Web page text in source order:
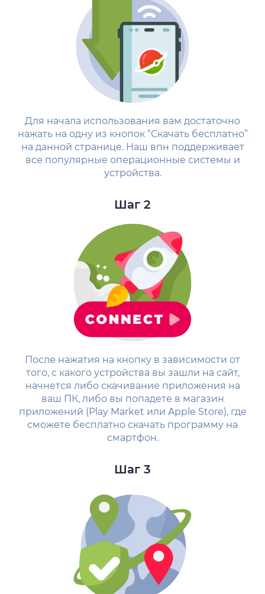
Для начала использования вам достаточно
нажать на одну из кнопок “Скачать бесплатно”
на данной странице. Наш впн поддерживает
все популярные операционные системы и
устройства.
Шаг 2
После нажатия на кнопку в зависимости от
того, с какого устройства вы зашли на сайт,
начнется либо скачивание приложения на
ваш ПК, либо вы попадете в магазин
приложений (Play Market или Apple Store), где
сможете бесплатно скачать программу на
смартфон.
Шаг 3